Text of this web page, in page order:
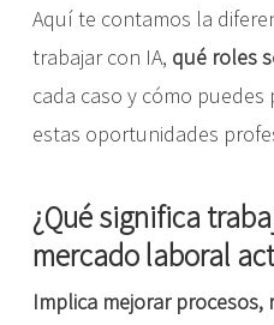
Aquí te contamos la
trabajar con IA, qué roles
cada caso y cómo
estas oportunidades
¿Qué significa
mercado laboral
Implica mejorar